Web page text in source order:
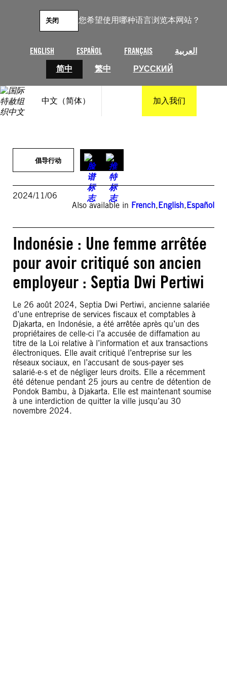
您希望使用哪种语言浏览本网站？
ENGLISH ESPAÑOL FRANÇAIS
العربية
简中
繁中 РУССКИЙ
关闭
中文（简体） 加入我们
倡导行动
2024/11/06
Also available in French,English,Español
Indonésie : Une femme arrêtée
pour avoir critiqué son ancien
employeur : Septia Dwi Pertiwi
Le 26 août 2024, Septia Dwi Pertiwi, ancienne salariée
d’une entreprise de services fiscaux et comptables à
Djakarta, en Indonésie, a été arrêtée après qu’un des
propriétaires de celle-ci l’a accusée de diffamation au
titre de la Loi relative à l’information et aux transactions
électroniques. Elle avait critiqué l’entreprise sur les
réseaux sociaux, en l’accusant de sous-payer ses
salarié·e·s et de négliger leurs droits. Elle a récemment
été détenue pendant 25 jours au centre de détention de
Pondok Bambu, à Djakarta. Elle est maintenant soumise
à une interdiction de quitter la ville jusqu’au 30
novembre 2024.